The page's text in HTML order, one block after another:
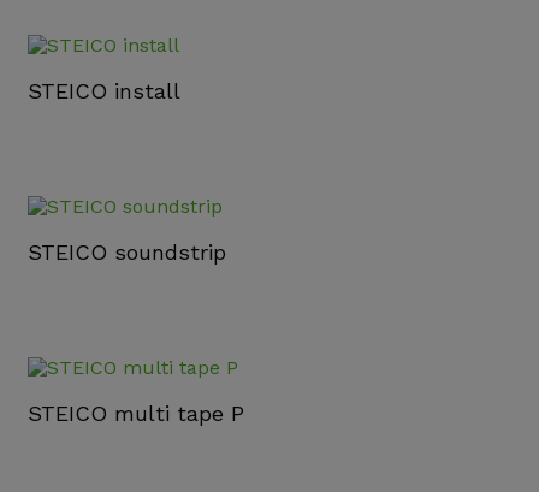
STEICO install
STEICO soundstrip
STEICO multi tape P